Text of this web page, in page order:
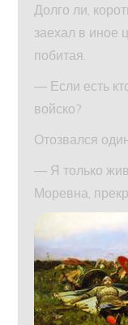
Долго ли,
заехал в иное
побитая.
— Если есть
войско?
Отозвался
— Я только
Моревна,